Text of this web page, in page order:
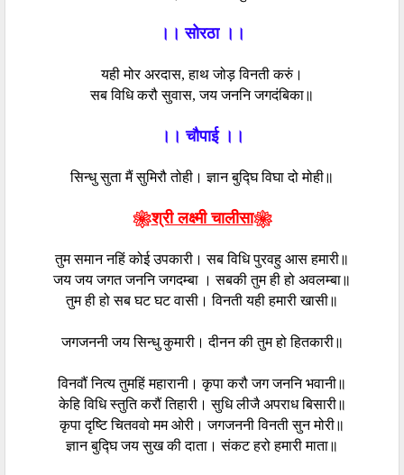
।। सोरठा ।।
यही मोर अरदास, हाथ जोड़ विनती करुं।
सब विधि करौ सुवास, जय जननि जगदंबिका॥
।। चौपाई ।।
सिन्धु सुता मैं सुमिरौ तोही। ज्ञान बुद्घि विघा दो मोही॥
❀श्री लक्ष्मी चालीसा❀
तुम समान नहिं कोई उपकारी। सब विधि पुरवहु आस हमारी॥
जय जय जगत जननि जगदम्बा । सबकी तुम ही हो अवलम्बा॥
तुम ही हो सब घट घट वासी। विनती यही हमारी खासी॥
जगजननी जय सिन्धु कुमारी। दीनन की तुम हो हितकारी॥
विनवौं नित्य तुमहिं महारानी। कृपा करौ जग जननि भवानी॥
केहि विधि स्तुति करौं तिहारी। सुधि लीजै अपराध बिसारी॥
कृपा दृष्टि चितववो मम ओरी। जगजननी विनती सुन मोरी॥
ज्ञान बुद्घि जय सुख की दाता। संकट हरो हमारी माता॥